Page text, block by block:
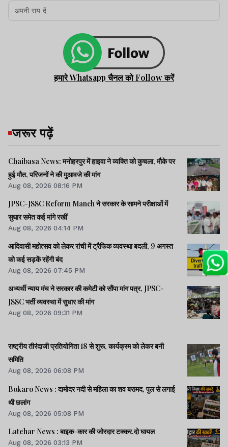
हमारे Whatsapp चैनल को Follow करें
जरूर पढ़ें
Chaibasa News: मनोहरपुर में हाइवा ने व्यक्ति को कुचला, मौके पर
हुई मौत, परिजनों ने की मुआवजे की मांग
Aug 08, 2026 08:16 PM
JPSC-JSSC Reform Manch ने सरकार के सामने परीक्षाओं में
सुधार समेत कई मांगे रखीं
Aug 08, 2026 04:14 PM
आदिवासी महोत्सव को लेकर रांची में ट्रैफिक व्यवस्था बदली, 9 अगस्त
को कई सड़कें रहेंगी बंद
Aug 08, 2026 07:45 PM
अभ्यर्थी न्याय मंच ने सरकार की कमेटी को सौंपा मांग पत्र, JPSC-
JSSC भर्ती व्यवस्था में सुधार की मांग
Aug 08, 2026 09:31 PM
राष्ट्रीय तीरंदाजी प्रतियोगिता 18 से शुरू, कार्यक्रम को लेकर बनी
समिति
Aug 08, 2026 06:08 PM
Bokaro News : दामोदर नदी से महिला का शव बरामद, पुल से लगाई
थी छलांग
Aug 08, 2026 05:08 PM
Latehar News : बाइक-कार की जोरदार टक्‍कर,दो घायल
Aug 08, 2026 03:13 PM